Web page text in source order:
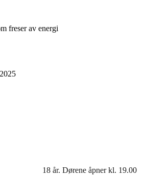
freser av energi
18 år. Dørene åpner kl. 19.00